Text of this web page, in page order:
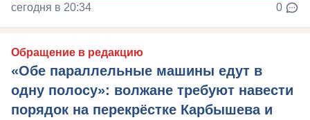
сегодня в 20:34 0
Обращение в редакцию
«Обе параллельные машины едут в
одну полосу»: волжане требуют навести
порядок на перекрёстке Карбышева и